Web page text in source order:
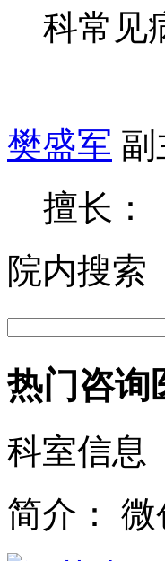
科常见
樊盛军 副
擅长：
院内搜索
热门咨询
科室信息
简介：
微